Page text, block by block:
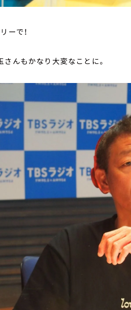
ーで！
んもかなり大変なことに。